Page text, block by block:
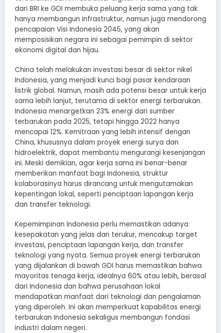
dari BRI ke GDI membuka peluang kerja sama yang tak
hanya membangun infrastruktur, namun juga mendorong
pencapaian Visi Indonesia 2045, yang akan
memposisikan negara ini sebagai pemimpin di sektor
ekonomi digital dan hijau.
China telah melakukan investasi besar di sektor nikel
Indonesia, yang menjadi kunci bagi pasar kendaraan
listrik global. Namun, masih ada potensi besar untuk kerja
sama lebih lanjut, terutama di sektor energi terbarukan.
Indonesia menargetkan 23% energi dari sumber
terbarukan pada 2025, tetapi hingga 2022 hanya
mencapai 12%. Kemitraan yang lebih intensif dengan
China, khususnya dalam proyek energi surya dan
hidroelektrik, dapat membantu mengurangi kesenjangan
ini. Meski demikian, agar kerja sama ini benar-benar
memberikan manfaat bagi Indonesia, struktur
kolaborasinya harus dirancang untuk mengutamakan
kepentingan lokal, seperti penciptaan lapangan kerja
dan transfer teknologi.
Kepemimpinan Indonesia perlu memastikan adanya
kesepakatan yang jelas dan terukur, mencakup target
investasi, penciptaan lapangan kerja, dan transfer
teknologi yang nyata. Semua proyek energi terbarukan
yang dijalankan di bawah GDI harus memastikan bahwa
mayoritas tenaga kerja, idealnya 60% atau lebih, berasal
dari Indonesia dan bahwa perusahaan lokal
mendapatkan manfaat dari teknologi dan pengalaman
yang diperoleh. Ini akan memperkuat kapabilitas energi
terbarukan Indonesia sekaligus membangun fondasi
industri dalam negeri.